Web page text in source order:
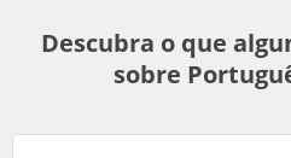
Descubra o que
sobre